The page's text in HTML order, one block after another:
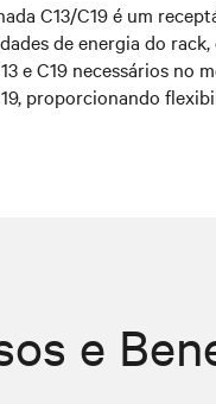
C13/C19 é um
de energia do
e C19 necessários no
proporcionando
e